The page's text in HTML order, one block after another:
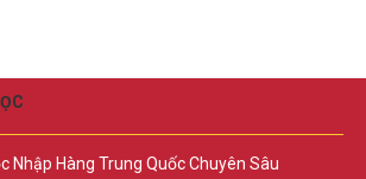
Nhập Hàng Trung Quốc Chuyên Sâu